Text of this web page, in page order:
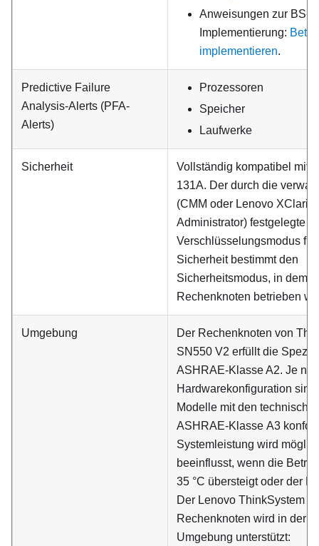
Anweisungen zur BS-
Implementierung:
implementieren.
Predictive Failure
Analysis-Alerts (PFA-
Alerts)
Prozessoren
Speicher
Laufwerke
Sicherheit
Vollständig kompatibel mit
131A. Der durch die
(CMM oder Lenovo XClarity
Administrator) festgelegte
Verschlüsselungsmodus für
Sicherheit bestimmt den
Sicherheitsmodus, in dem
Rechenknoten betrieben
Umgebung
Der Rechenknoten von
SN550 V2 erfüllt die
ASHRAE-Klasse A2. Je
Hardwarekonfiguration
Modelle mit den
ASHRAE-Klasse A3
Systemleistung wird
beeinflusst, wenn die
35 °C übersteigt oder der
Der Lenovo ThinkSystem
Rechenknoten wird in der
Umgebung unterstützt: